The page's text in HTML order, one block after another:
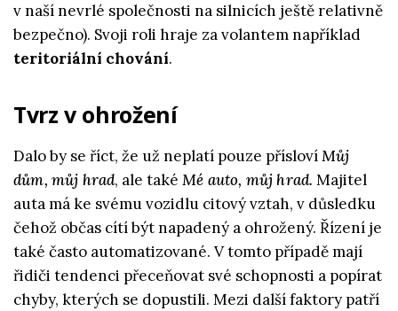
v naší nevrlé společnosti na silnicích ještě relativně
bezpečno). Svoji roli hraje za volantem například
teritoriální chování.
Tvrz v ohrožení
Dalo by se říct, že už neplatí pouze příslovíMůj
dům, můj hrad, ale takéMé auto, můj hrad. Majitel
auta má ke svému vozidlu citový vztah, v důsledku
čehož občas cítí být napadený a ohrožený. Řízení je
také často automatizované. V tomto případě mají
řidiči tendenci přeceňovat své schopnosti a popírat
chyby, kterých se dopustili. Mezi další faktory patří